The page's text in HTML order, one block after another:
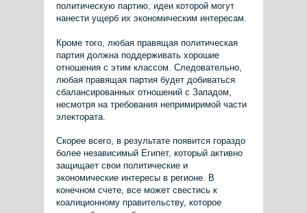
политическую партию, идеи которой могут
нанести ущерб их экономическим интересам.
Кроме того, любая правящая политическая
партия должна поддерживать хорошие
отношения с этим классом. Следовательно,
любая правящая партия будет добиваться
сбалансированных отношений с Западом,
несмотря на требования непримиримой части
электората.
Скорее всего, в результате появится гораздо
более независимый Египет, который активно
защищает свои политические и
экономические интересы в регионе. В
конечном счете, все может свестись к
коалиционному правительству, которое